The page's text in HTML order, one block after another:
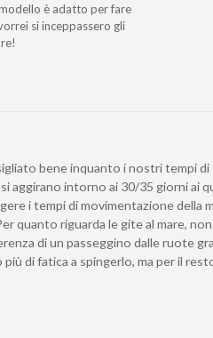
è adatto per fare
si inceppassero gli
bene inquanto i nostri tempi di
aggirano intorno ai 30/35 giorni ai
i tempi di movimentazione della
quanto riguarda le gite al mare,
di un passeggino dalle ruote
di fatica a spingerlo, ma per il